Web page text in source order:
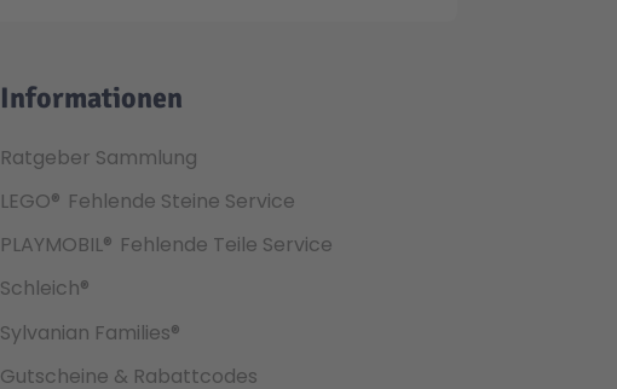
Informationen
Ratgeber Sammlung
LEGO® Fehlende Steine Service
PLAYMOBIL® Fehlende Teile Service
Schleich®
Sylvanian Families®
Gutscheine & Rabattcodes